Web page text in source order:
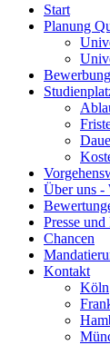
Start
Planung
Über uns -
Presse
Chancen
Kontakt
Köln